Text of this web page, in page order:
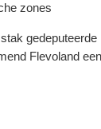
zones
Flevoland